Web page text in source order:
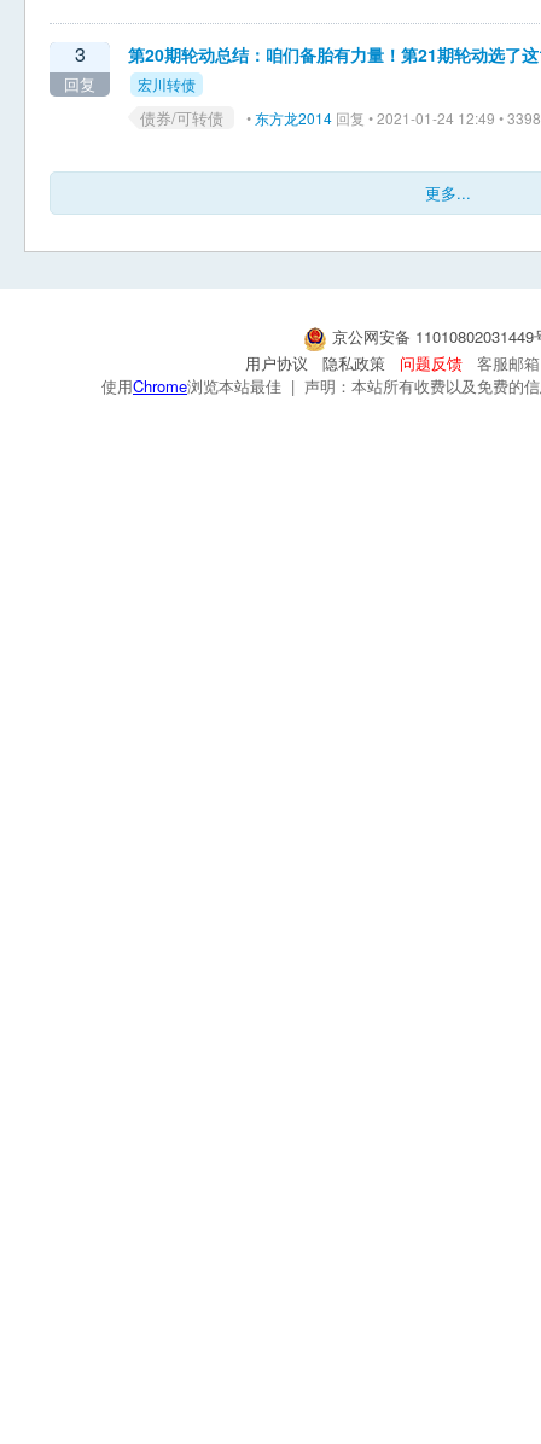
3
回复
第20期轮动总结：咱们备胎有力量！第21期轮动选了
宏川转债
债券/可转债 •东方龙2014 回复 • 2021-01-24 12:49 •
更多...
京公网安备
用户协议
隐私政策 问题反馈
客服邮
使用Chrome浏览本站最佳 | 声明：本站所有收费以及免费的